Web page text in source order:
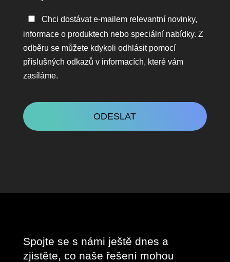
Zůstaňte
v
kontaktu
Chci dostávat e-mailem relevantní novinky,
informace o produktech nebo speciální nabídky. Z
odběru se můžete kdykoli odhlásit pomocí
příslušných odkazů v informacích, které vám
zasíláme.
Spojte se s námi ještě dnes a
zjistěte, co naše řešení mohou